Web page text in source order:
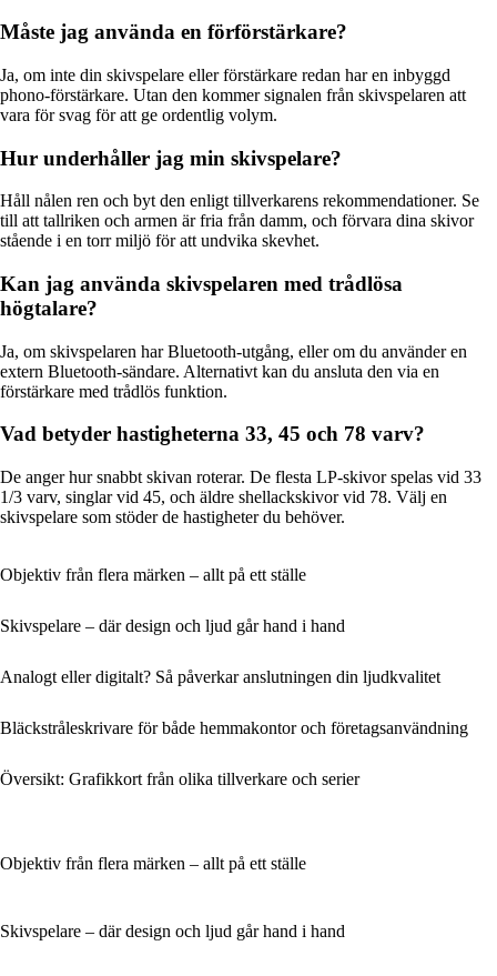
Måste jag använda en förförstärkare?
Ja, om inte din skivspelare eller förstärkare redan har en inbyggd
phono-förstärkare. Utan den kommer signalen från skivspelaren att
vara för svag för att ge ordentlig volym.
Hur underhåller jag min skivspelare?
Håll nålen ren och byt den enligt tillverkarens rekommendationer. Se
till att tallriken och armen är fria från damm, och förvara dina skivor
stående i en torr miljö för att undvika skevhet.
Kan jag använda skivspelaren med trådlösa
högtalare?
Ja, om skivspelaren har Bluetooth-utgång, eller om du använder en
extern Bluetooth-sändare. Alternativt kan du ansluta den via en
förstärkare med trådlös funktion.
Vad betyder hastigheterna 33, 45 och 78 varv?
De anger hur snabbt skivan roterar. De flesta LP-skivor spelas vid 33
1/3 varv, singlar vid 45, och äldre shellackskivor vid 78. Välj en
skivspelare som stöder de hastigheter du behöver.
Objektiv från flera märken – allt på ett ställe
Skivspelare – där design och ljud går hand i hand
Analogt eller digitalt? Så påverkar anslutningen din ljudkvalitet
Bläckstråleskrivare för både hemmakontor och företagsanvändning
Översikt: Grafikkort från olika tillverkare och serier
Objektiv från flera märken – allt på ett ställe
Skivspelare – där design och ljud går hand i hand